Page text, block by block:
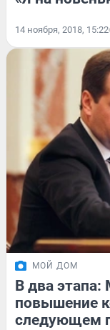
14 ноября, 2018, 15:22
МОЙ ДОМ
В два этапа:
повышение
следующем